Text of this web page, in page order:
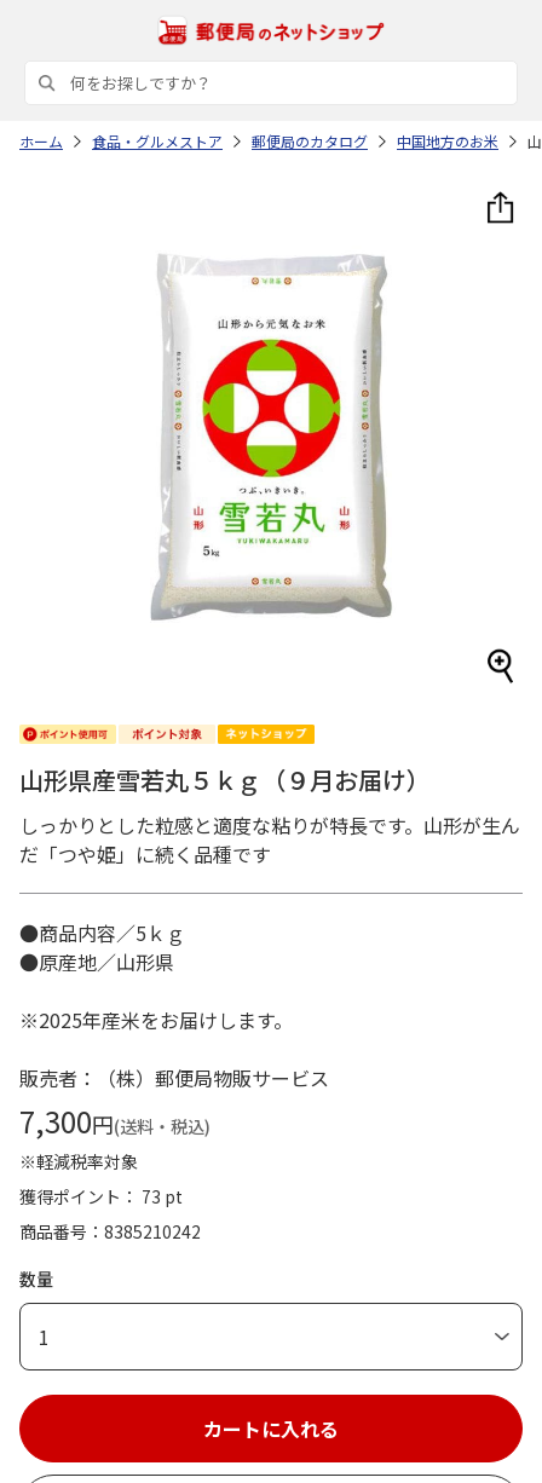
ホーム 食品・グルメストア 郵便局のカタログ 中国地方のお米
山形県産雪若丸５ｋｇ（９月お届け）
しっかりとした粒感と適度な粘りが特長です。山形が生ん
だ「つや姫」に続く品種です
●商品内容／5ｋｇ
●原産地／山形県
※2025年産米をお届けします。
販売者：（株）郵便局物販サービス
7,300円(送料・税込)
※軽減税率対象
獲得ポイント： 73 pt
商品番号
8385210242
数量
1